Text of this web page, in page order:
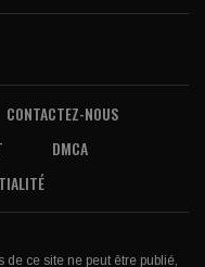
CONTACTEZ-NOUS
DMCA
ce site ne peut être publié,